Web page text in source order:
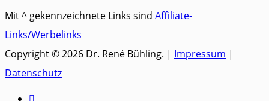
Mit ^ gekennzeichnete Links sind Affiliate-
Links/Werbelinks
Copyright © 2026 Dr. René Bühling. | Impressum |
Datenschutz